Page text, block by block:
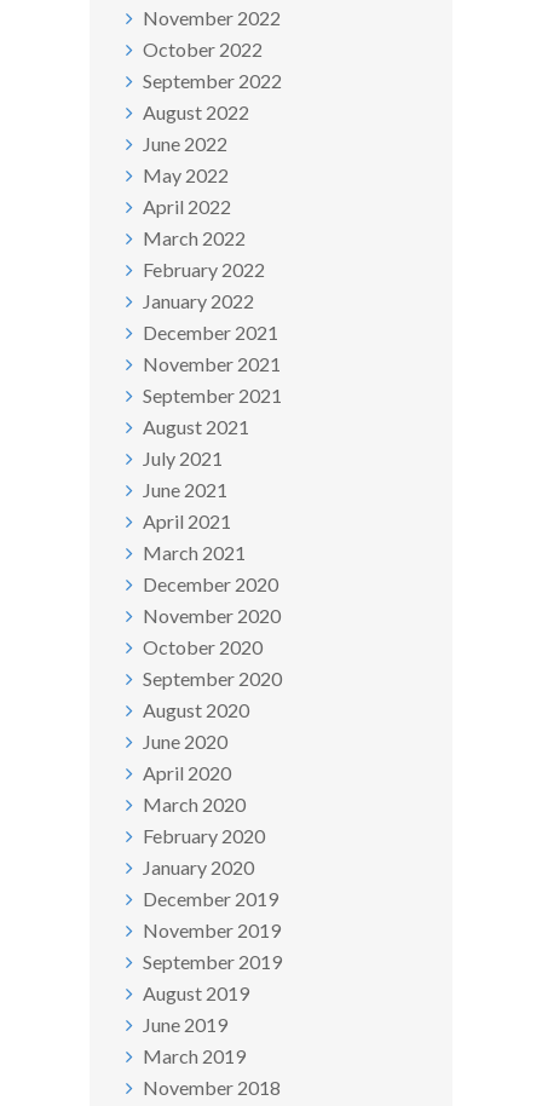
November 2022
October 2022
September 2022
August 2022
June 2022
May 2022
April 2022
March 2022
February 2022
January 2022
December 2021
November 2021
September 2021
August 2021
July 2021
June 2021
April 2021
March 2021
December 2020
November 2020
October 2020
September 2020
August 2020
June 2020
April 2020
March 2020
February 2020
January 2020
December 2019
November 2019
September 2019
August 2019
June 2019
March 2019
November 2018